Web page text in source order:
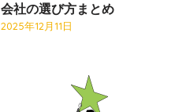
会社の選び方まとめ
2025年12月11日